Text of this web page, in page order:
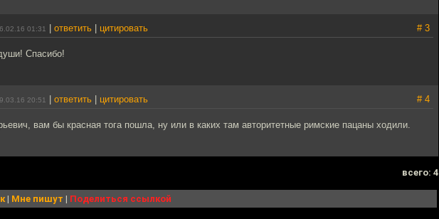
01:31 ответить цитировать # 3
Спасибо!
20:51 ответить цитировать # 4
вам бы красная тога пошла, ну или в каких там авторитетные римские пацаны ходили.
всего: 4
| Мне пишут | Поделиться ссылкой